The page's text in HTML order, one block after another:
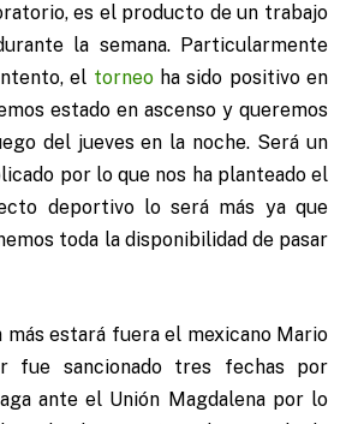
es el producto de un trabajo
la semana. Particularmente
el torneoha sido positivo en
estado en ascenso y queremos
del jueves en la noche. Será un
por lo que nos ha planteado el
deportivo lo será más ya que
toda la disponibilidad de pasar
más estará fuera el mexicano Mario
fue sancionado tres fechas por
ante el Unión Magdalena por lo